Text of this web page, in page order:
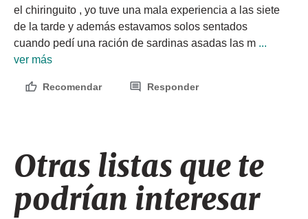
el chiringuito , yo tuve una mala experiencia a las siete
de la tarde y además estavamos solos sentados
cuando pedí una ración de sardinas asadas las m ...
ver más
Recomendar Responder
Otras listas que te
podrían interesar